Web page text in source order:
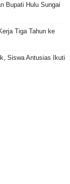
Bupati Hulu Sungai
Tiga Tahun ke
Siswa Antusias Ikuti